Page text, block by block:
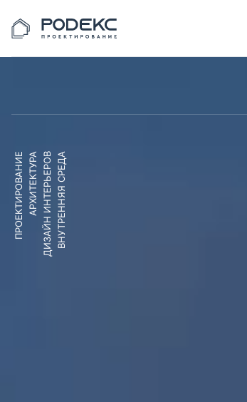
ПРОЕКТИРОВАНИЕАРХИТЕКТУРАДИЗАЙН ИНТЕРЬЕРОВВНУТРЕННЯЯ СРЕДА